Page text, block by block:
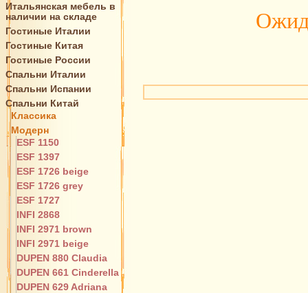
Итальянская мебель в
наличии на складе
Гостиные Италии
Гостиные Китая
Гостиные России
Спальни Италии
Спальни Испании
Спальни Китай
Классика
Модерн
ESF 1150
ESF 1397
ESF 1726 beige
ESF 1726 grey
ESF 1727
INFI 2868
INFI 2971 brown
INFI 2971 beige
DUPEN 880 Claudia
DUPEN 661 Cinderella
DUPEN 629 Adriana